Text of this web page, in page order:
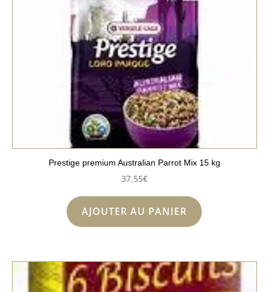
Prestige premium Australian Parrot Mix 15 kg
37.55€
AJOUTER AU PANIER